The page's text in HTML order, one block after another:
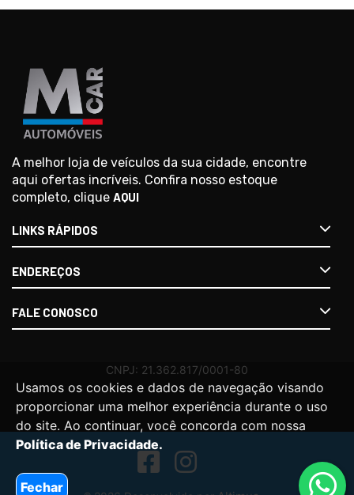
Usamos os cookies e dados de navegação visando
proporcionar uma melhor experiência durante o uso
do site. Ao continuar, você concorda com nossa
Política de Privacidade.
Fechar
A melhor loja de veículos da sua cidade, encontre
aqui ofertas incríveis. Confira nosso estoque
completo, clique AQUI
LINKS RÁPIDOS
ENDEREÇOS
FALE CONOSCO